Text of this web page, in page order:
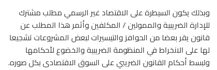
وبذلك يكون السيطرة على الاقتصاد غير الرسمي مطلب مشترك
للإدارة الضريبية والممولين / المكلفين وأثمر هذا المطلب عن
قانون يقر بعضا من الحوافز والتيسيرات لبعض المشروعات تشجيعا
لها على الانخراط في المنظومة الضريبية والخضوع لأحكامها
ولبسط أحكام القانون الضريبي على السوق الاقتصادى بكل صوره.